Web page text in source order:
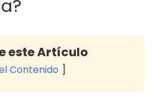
este Artículo
Contenido